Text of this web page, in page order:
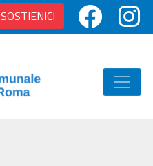
SOSTIENICI